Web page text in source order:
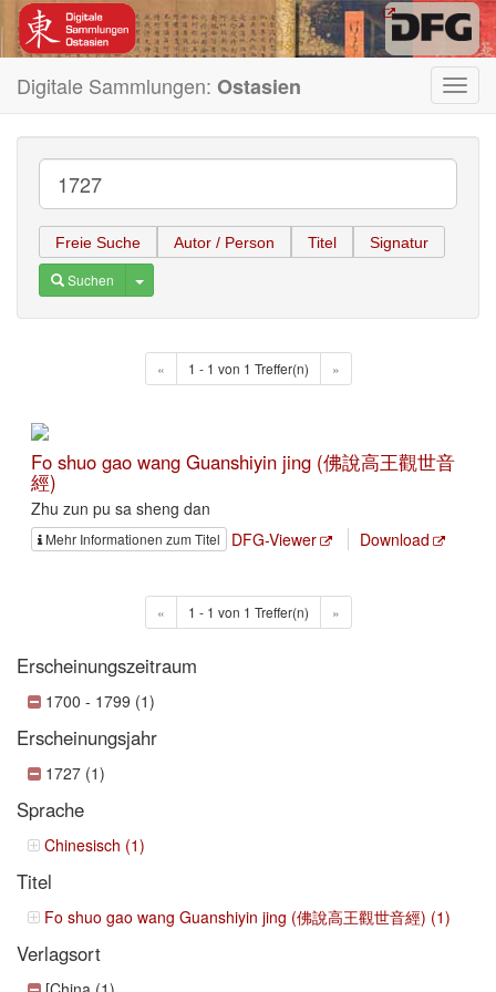
Digitale Sammlungen: Ostasien
Freie Suche Autor / Person Titel Signatur
Suchen Toggle Dropdown
« 1 - 1 von 1 Treffer(n) »
Fo shuo gao wang Guanshiyin jing (佛說高王觀世音
經)
Zhu zun pu sa sheng dan
Mehr Informationen zum Titel DFG-Viewer Download
« 1 - 1 von 1 Treffer(n) »
Erscheinungszeitraum
1700 - 1799 (1)
Erscheinungsjahr
1727 (1)
Sprache
Chinesisch (1)
Titel
Fo shuo gao wang Guanshiyin jing (佛說高王觀世音經) (1)
Verlagsort